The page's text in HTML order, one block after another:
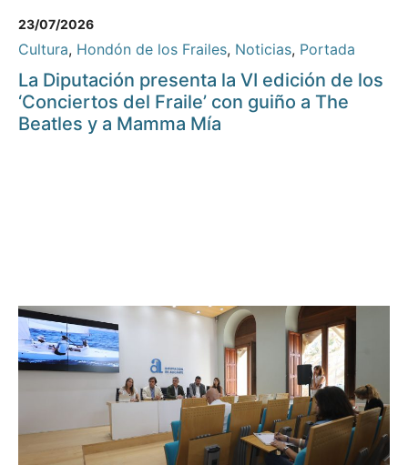
23/07/2026
Cultura, Hondón de los Frailes, Noticias, Portada
La Diputación presenta la VI edición de los
‘Conciertos del Fraile’ con guiño a The
Beatles y a Mamma Mía